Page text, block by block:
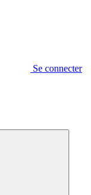
Se connecter